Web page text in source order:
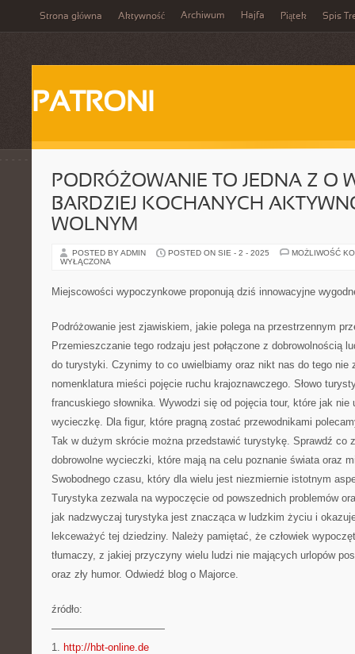
Strona główna Aktywność Archiwum Hajfa Piątek Spis
PATRONI
PODRÓŻOWANIE TO JEDNA Z O
BARDZIEJ KOCHANYCH
WOLNYM
POSTED BY ADMIN POSTED ON SIE - 2 - 2025
MOŻLIWOŚĆ
WYŁĄCZONA
Miejscowości wypoczynkowe proponują dziś innowacyjne
Podróżowanie jest zjawiskiem, jakie polega na przestrzennym
Przemieszczanie tego rodzaju jest połączone z dobrowolnością
do turystyki. Czynimy to co uwielbiamy oraz nikt nas do tego nie
nomenklatura mieści pojęcie ruchu krajoznawczego. Słowo
francuskiego słownika. Wywodzi się od pojęcia tour, które jak
wycieczkę. Dla figur, które pragną zostać przewodnikami
Tak w dużym skrócie można przedstawić turystykę. Sprawdź co
dobrowolne wycieczki, które mają na celu poznanie świata oraz
Swobodnego czasu, który dla wielu jest niezmiernie istotnym
Turystyka zezwala na wypoczęcie od powszednich problemów
jak nadzwyczaj turystyka jest znacząca w ludzkim życiu i
lekceważyć tej dziedziny. Należy pamiętać, że człowiek
tłumaczy, z jakiej przyczyny wielu ludzi nie mających urlopów
oraz zły humor. Odwiedź blog o Majorce.
źródło:
———————————
1. http://hbt-online.de